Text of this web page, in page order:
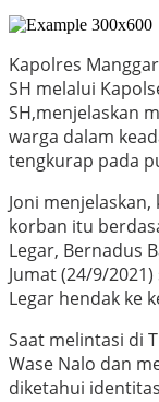
Kapolres
SH melalui
SH,menjelaskan
warga dalam
tengkurap pada
Joni
korban itu
Legar, Bernadus
Jumat (24/9/
Legar hendak ke
Saat melintasi di
Wase Nalo dan
diketahui